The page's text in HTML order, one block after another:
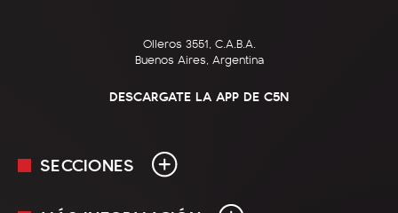
Olleros 3551, C.A.B.A.
Buenos Aires, Argentina
DESCARGATE LA APP DE C5N
SECCIONES